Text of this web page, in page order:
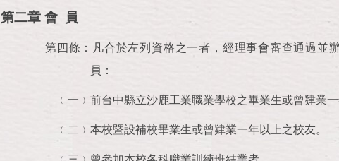
第二章 會 員
第四條：凡合於左列資格之一者，經理事會審查通過並
員：
﹙一﹚前台中縣立沙鹿工業職業學校之畢業生或曾肄業一
﹙二﹚本校暨設補校畢業生或曾肄業一年以上之校友。